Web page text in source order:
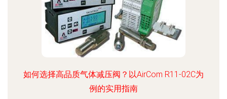
如何选择高品质气体减压阀？以AirCom R11-02C为
例的实用指南